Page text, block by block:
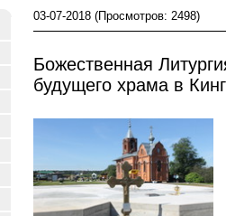
03-07-2018 (Просмотров: 2498)
Божественная
будущего храма в